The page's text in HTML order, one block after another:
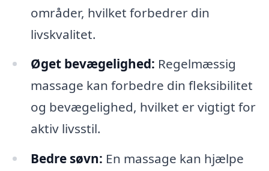
områder, hvilket forbedrer din
livskvalitet.
Øget bevægelighed: Regelmæssig
massage kan forbedre din fleksibilitet
og bevægelighed, hvilket er vigtigt for
aktiv livsstil.
Bedre søvn: En massage kan hjælpe